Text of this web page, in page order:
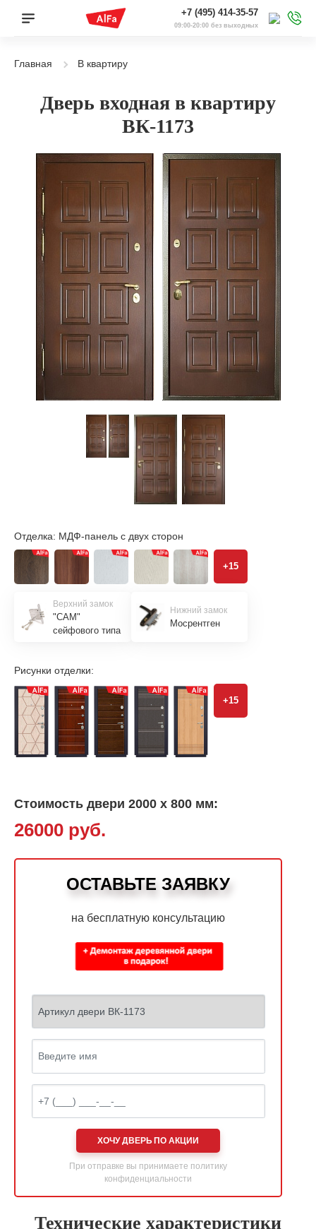
+7 (495) 414-35-57
09:00-20:00 без выходных
Главная В квартиру
Дверь входная в квартиру
ВК-1173
Отделка: МДФ-панель с двух сторон
+15
Верхний замок
"САМ"
сейфового типа
Нижний замок
Мосрентген
Рисунки отделки:
+15
Стоимость двери 2000 х 800 мм:
26000 руб.
ОСТАВЬТЕ ЗАЯВКУ
на бесплатную консультацию
ХОЧУ ДВЕРЬ ПО АКЦИИ
При отправке вы принимаете политику
конфиденциальности
Технические характеристики